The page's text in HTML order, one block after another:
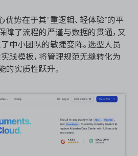
优势在于其“重逻辑、轻体验”的平
障了流程的严谨与数据的贯通，又
中小团队的敏捷变阵。选型人员
践模板，将管理规范无缝转化为
的实质性跃升。